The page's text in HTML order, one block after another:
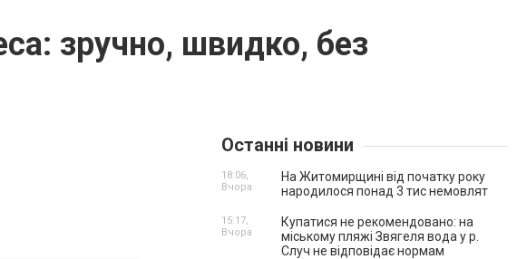
зручно, швидко, без
Останні новини
На Житомирщині від початку року
народилося понад 3 тис немовлят
18:06,
Вчора
Купатися не рекомендовано: на
міському пляжі Звягеля вода у р.
Случ не відповідає нормам
15:17,
Вчора